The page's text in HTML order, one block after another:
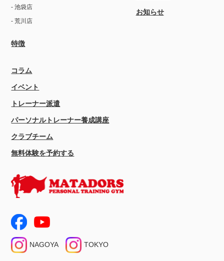
NAGOYA TOKYO
- 池袋店
- 荒川店
特徴
お知らせ
コラム
イベント
トレーナー派遣
パーソナルトレーナー養成講座
クラブチーム
無料体験を予約する